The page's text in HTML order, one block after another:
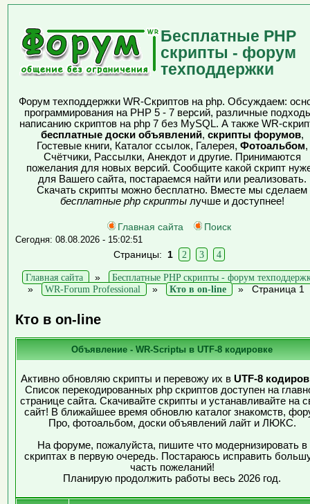
Бесплатные PHP
скрипты - форум
техподдержки
Форум техподдержки WR-Скриптов на php. Обсуждаем:
программирования на PHP 5 - 7 версий, различные
написанию скриптов на php 7 без MySQL. А также WR-
бесплатные доски объявлений, скрипты форумов,
Гостевые книги, Каталог ссылок, Галерея, Фотоальбом,
Счётчики, Рассылки, Анекдот и другие. Принимаются
пожелания для новых версий. Сообщите какой скрипт
для Вашего сайта, постараемся найти или реализовать.
Скачать скрипты можно бесплатно. Вместе мы сделаем
бесплатные php скриптылучше и доступнее!
Главная сайта Поиск
Сегодня: 08.08.2026 - 15:02:51
Страницы: 1 2 3 4
Главная сайта »
Бесплатные PHP скрипты - форум
»
WR-Forum Professional » Кто в on-line » Страница 1
Кто в on-line
Объявление - WR-Scriptы в UTF-8 кодировке
Активно обновляю скрипты и перевожу их в UTF-8
Список перекодированных php скриптов доступен на
странице сайта. Скачивайте скрипты и устанавливайте на
сайт! В ближайшее время обновлю каталог знакомств,
Про, фотоальбом, доски объявлений лайт и ЛЮКС.
На форуме, пожалуйста, пишите что модернизировать в
скриптах в первую очередь. Постараюсь исправить
часть пожеланий!
Планирую продолжить работы весь 2026 год.